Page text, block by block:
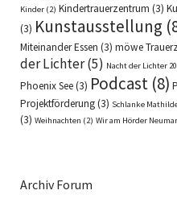
Kinder (2) Kindertrauerzentrum (3)
(3) Kunstausstellung
Miteinander Essen (3) möwe
der Lichter(5) Nacht der Lichter
Phoenix See(3) Podcast (8)
Projektförderung(3) Schlanke
(3) Weihnachten (2) Wir am Hörder
Archiv Forum